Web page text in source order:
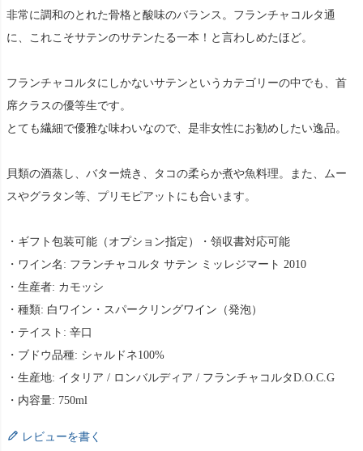
非常に調和のとれた骨格と酸味のバランス。フランチャコルタ通
に、これこそサテンのサテンたる一本！と言わしめたほど。
フランチャコルタにしかないサテンというカテゴリーの中でも、首
席クラスの優等生です。
とても繊細で優雅な味わいなので、是非女性にお勧めしたい逸品。
貝類の酒蒸し、バター焼き、タコの柔らか煮や魚料理。また、ムー
スやグラタン等、プリモピアットにも合います。
・ギフト包装可能（オプション指定）・領収書対応可能
・ワイン名: フランチャコルタ サテン ミッレジマート 2010
・生産者: カモッシ
・種類: 白ワイン・スパークリングワイン（発泡）
・テイスト: 辛口
・ブドウ品種: シャルドネ100%
・生産地: イタリア / ロンバルディア / フランチャコルタD.O.C.G
・内容量: 750ml
レビューを書く